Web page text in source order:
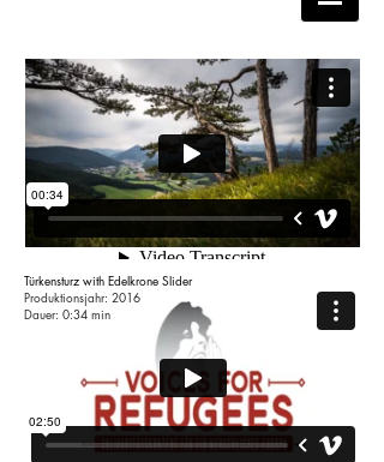
Türkensturz with Edelkrone Slider
Produktionsjahr: 2016
Dauer: 0:34 min